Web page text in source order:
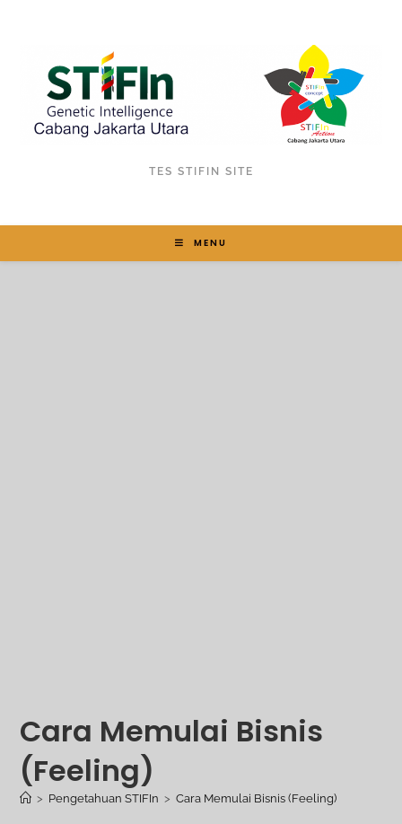
TES STIFIN SITE
MENU
Cara Memulai Bisnis
(Feeling)
> Pengetahuan STIFIn > Cara Memulai Bisnis (Feeling)